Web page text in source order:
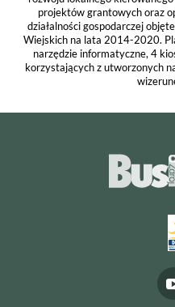
projektów grantowych oraz
działalności gospodarczej
Wiejskich na lata 2014-2020.
narzędzie informatyczne, 4
korzystających z utworzonych